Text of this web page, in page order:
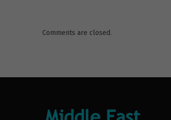
Comments are closed.